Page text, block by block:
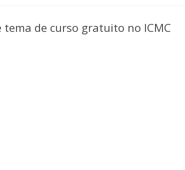
tema de curso gratuito no ICMC